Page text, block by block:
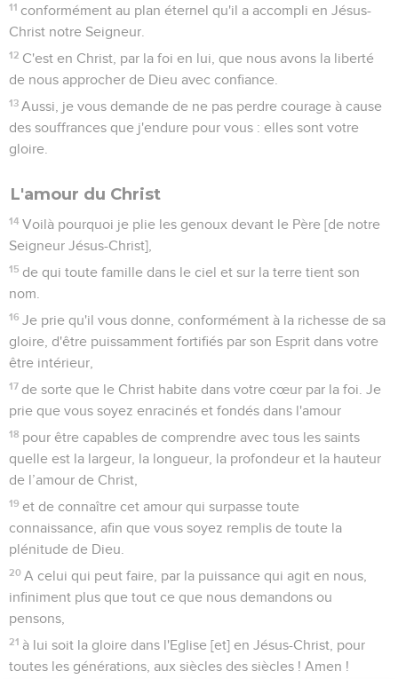
11 conformément au plan éternel qu'il a accompli en Jésus-
Christ notre Seigneur.
12 C'est en Christ, par la foi en lui, que nous avons la liberté
de nous approcher de Dieu avec confiance.
13 Aussi, je vous demande de ne pas perdre courage à cause
des souffrances que j'endure pour vous : elles sont votre
gloire.
L'amour du Christ
14 Voilà pourquoi je plie les genoux devant le Père [de notre
Seigneur Jésus-Christ],
15 de qui toute famille dans le ciel et sur la terre tient son
nom.
16 Je prie qu'il vous donne, conformément à la richesse de sa
gloire, d'être puissamment fortifiés par son Esprit dans votre
être intérieur,
17 de sorte que le Christ habite dans votre cœur par la foi. Je
prie que vous soyez enracinés et fondés dans l'amour
18 pour être capables de comprendre avec tous les saints
quelle est la largeur, la longueur, la profondeur et la hauteur
de l’amour de Christ,
19 et de connaître cet amour qui surpasse toute
connaissance, afin que vous soyez remplis de toute la
plénitude de Dieu.
20 A celui qui peut faire, par la puissance qui agit en nous,
infiniment plus que tout ce que nous demandons ou
pensons,
21 à lui soit la gloire dans l'Eglise [et] en Jésus-Christ, pour
toutes les générations, aux siècles des siècles ! Amen !